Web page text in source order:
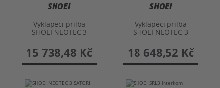
SHOEI
Vyklápěcí přilba
SHOEI NEOTEC 3
15 738,48 Kč
SHOEI
Vyklápěcí přilba
SHOEI NEOTEC 3
18 648,52 Kč